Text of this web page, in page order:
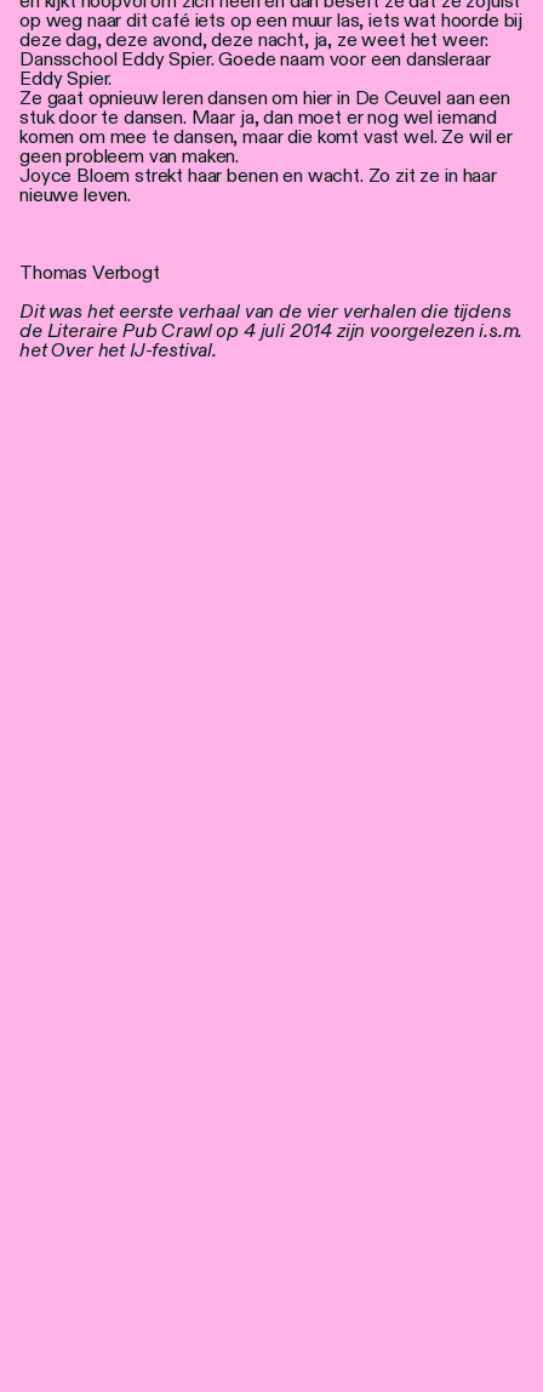
op weg naar dit café iets op een muur las, iets wat hoorde bij
deze dag, deze avond, deze nacht, ja, ze weet het weer:
Dansschool Eddy Spier. Goede naam voor een dansleraar
Eddy Spier.
Ze gaat opnieuw leren dansen om hier in De Ceuvel aan een
stuk door te dansen. Maar ja, dan moet er nog wel iemand
komen om mee te dansen, maar die komt vast wel. Ze wil er
geen probleem van maken.
Joyce Bloem strekt haar benen en wacht. Zo zit ze in haar
nieuwe leven.
Thomas Verbogt
Dit was het eerste verhaal van de vier verhalen die tijdens
de Literaire Pub Crawl op 4 juli 2014 zijn voorgelezen i.s.m.
het Over het IJ-festival.